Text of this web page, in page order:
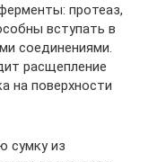
протеаз,
вступать в
соединениями.
расщепление
на поверхности
сумку из